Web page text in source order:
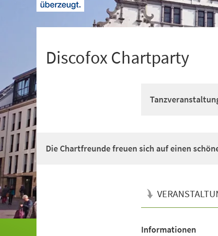
Discofox Chartparty
Die Chartfreunde freuen sich auf einen
Informationen